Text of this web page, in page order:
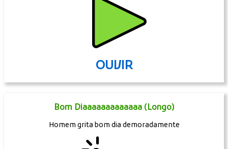
OUVIR
Bom Diaaaaaaaaaaaaa (Longo)
Homem grita bom dia demoradamente